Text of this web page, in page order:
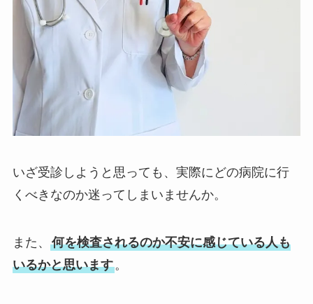
いざ受診しようと思っても、実際にどの病院に行
くべきなのか迷ってしまいませんか。
また、 何を検査されるのか不安に感じている人も
いるかと思います。